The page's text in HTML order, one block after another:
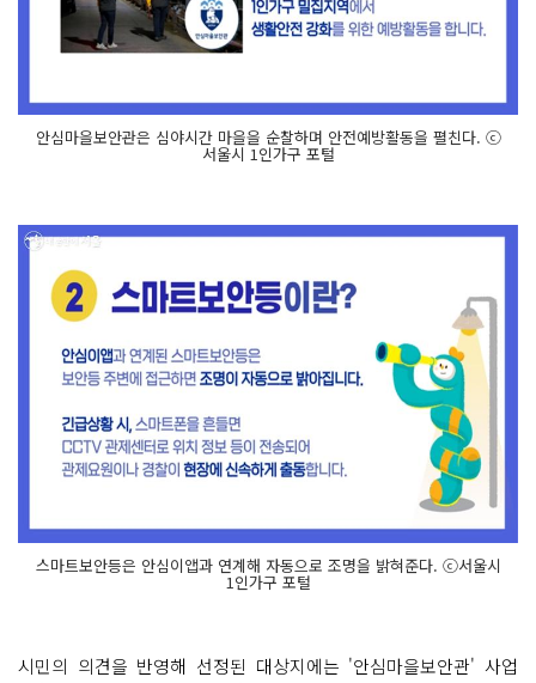
안심마을보안관은 심야시간 마을을 순찰하며 안전예방활동을 펼친다. ⓒ
서울시 1인가구 포털
스마트보안등은 안심이앱과 연계해 자동으로 조명을 밝혀준다. ⓒ서울시
1인가구 포털
시민의 의견을 반영해 선정된 대상지에는 '안심마을보안관' 사업